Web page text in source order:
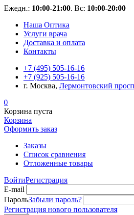
Ежедн.: 10:00-21:00. Вс: 10:00-20:00
Наша Оптика
Услуги врача
Доставка и оплата
Контакты
+7 (495) 505-16-16
+7 (925) 505-16-16
г. Москва, Лермонтовский
0
Корзина пуста
Корзина
Оформить заказ
Заказы
Список сравнения
Отложенные товары
ВойтиРегистрация
E-mail
ПарольЗабыли пароль?
Регистрация нового пользователя